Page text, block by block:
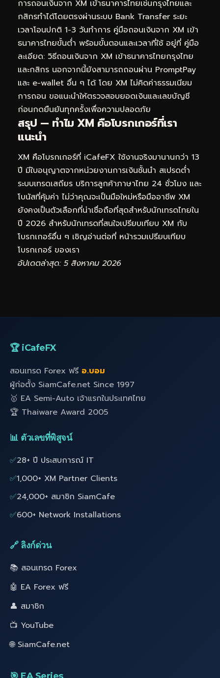
การถอนเงินจาก XM เข้าธนาคารไทยเช่นกรุงไทยและ
กสิกรทำได้โดยตรงผ่านระบบ Bank Transfer ระยะ
เวลาโอนปกติ 1-3 วันทำการ คู่มือถอนเงินจาก XM เข้า
ธนาคารไทยขั้นต่ำ พร้อมขั้นตอนและเวลาที่ใช้ อยู่ที่ คู่มือ
ละเอียด: วิธีถอนเงินจาก XM เข้าธนาคารไทยกรุงไทย
และกสิกร นอกจากนี้ยังสามารถถอนผ่าน PromptPay
และ e-wallet อื่น ๆ ได้ โดย XM ไม่คิดค่าธรรมเนียม
การถอน ขอแนะนำให้ตรวจสอบยอดเงินและเลขบัญชี
ก่อนกดยืนยันทุกครั้งเพื่อความปลอดภัย
สรุป — ทำไม XM คือโบรกเกอร์ที่เรา
แนะนำ
XM คือโบรกเกอร์ที่ iCafeFX ใช้งานจริงมานานกว่า 13
ปี มีใบอนุญาตจากหน่วยงานการเงินชั้นนำ สเปรดต่ำ
ระบบเทรดเสถียร บริการลูกค้าภาษาไทย 24 ชั่วโมง และ
โบนัสที่คุ้มค่า ไม่ว่าคุณจะเป็นมือใหม่หรือมืออาชีพ XM
ยังคงเป็นตัวเลือกที่น่าเชื่อถือที่สุดสำหรับนักเทรดไทยใน
ปี 2026 สำหรับนักเทรดที่สนใจเปรียบเทียบ XM กับ
โบรกเกอร์อื่น ๆ เชิญอ่านต่อที่ หน้ารวมเปรียบเทียบ
โบรกเกอร์ ของเรา
อัปเดตล่าสุด: 5 สิงหาคม 2026
🏆 iCafeFX
สอนเทรด Forex ฟรี อ.บอม
ผู้ก่อตั้ง SiamCafe.net Since 1997
🥇 EA Semi-Auto เจ้าแรกในประเทศไทย
🏆 Thaiware Award 2005
📊 ตัวเลขที่พิสูจน์
✅28+ ปี ประสบการณ์ IT
✅1,000+ XM Partner Clients
✅24,000+ สมาชิก SiamCafe
✅600+ Network Installations
🔗 ลิงก์ด่วน
📚 สอนเทรด Forex
🤖 EA Forex ฟรี
👤 สมาชิก
📺 YouTube
🌐 SiamCafe.net